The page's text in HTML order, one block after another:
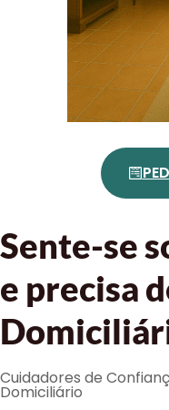
Sente-se
e precisa
Cuidadores de
Domiciliário